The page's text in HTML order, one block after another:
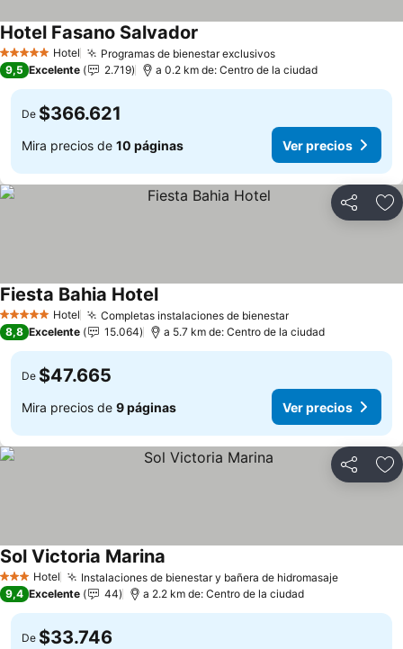
5 Estrellas Hotel Programas de bienestar exclusivosVer precios
Hotel Fasano Salvador
9,5 Excelente 2.719 a 0.2 km de: Centro de la ciudad
De $366.621
Mira precios de 10 páginas Ver precios
Compartir
5 Estrellas Hotel Completas instalaciones de bienestarVer precios
Fiesta Bahia HotelVer precios
8,8 Excelente 15.064 a 5.7 km de: Centro de la ciudad
De $47.665
Mira precios de 9 páginas Ver precios
Compartir
3 Estrellas
Hotel Instalaciones de bienestar y bañera de hidromasajeVer
Sol Victoria Marina
9,4 Excelente 44 a 2.2 km de: Centro de la ciudad
De $33.746